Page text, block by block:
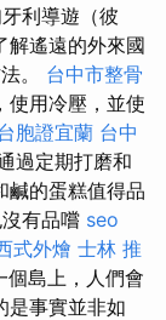
利導遊（彼
解遙遠的外來國
。 台中市整骨
使用冷壓，並使
胞證宜蘭 台中
過定期打磨和
鹹的蛋糕值得品
有品嚐 seo
式外燴 士林 推
個島上，人們會
是事實並非如